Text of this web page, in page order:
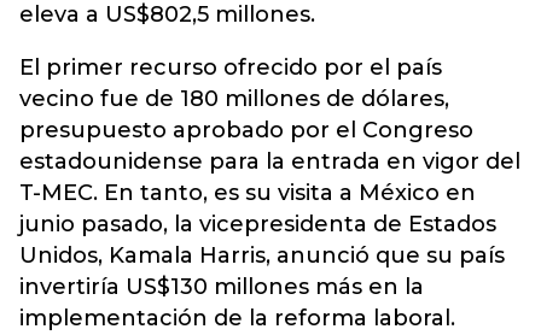
eleva a US$802,5 millones.
El primer recurso ofrecido por el país
vecino fue de 180 millones de dólares,
presupuesto aprobado por el Congreso
estadounidense para la entrada en vigor del
T-MEC. En tanto, es su visita a México en
junio pasado, la vicepresidenta de Estados
Unidos, Kamala Harris, anunció que su país
invertiría US$130 millones más en la
implementación de la reforma laboral.